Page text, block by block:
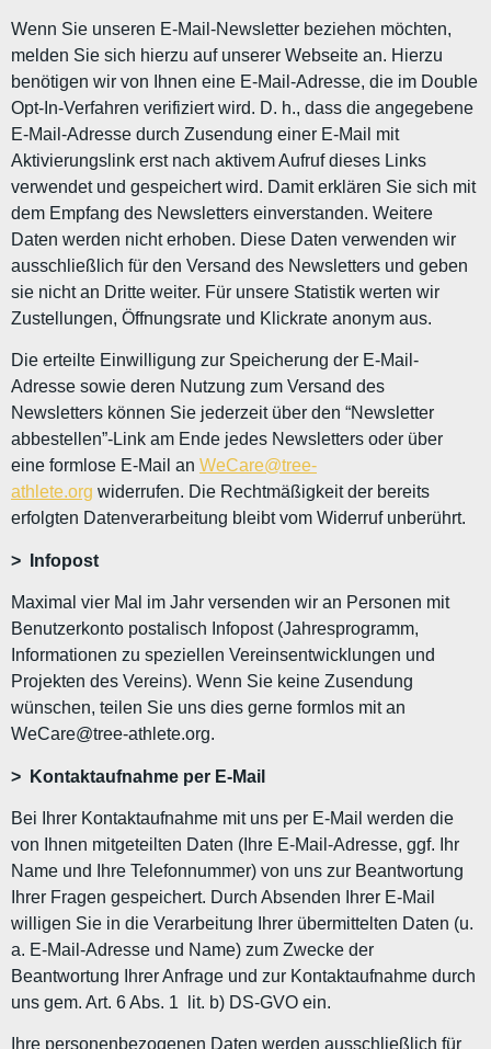
Wenn Sie unseren E-Mail-Newsletter beziehen möchten,
melden Sie sich hierzu auf unserer Webseite an. Hierzu
benötigen wir von Ihnen eine E-Mail-Adresse, die im Double
Opt-In-Verfahren verifiziert wird. D. h., dass die angegebene
E-Mail-Adresse durch Zusendung einer E-Mail mit
Aktivierungslink erst nach aktivem Aufruf dieses Links
verwendet und gespeichert wird. Damit erklären Sie sich mit
dem Empfang des Newsletters einverstanden. Weitere
Daten werden nicht erhoben. Diese Daten verwenden wir
ausschließlich für den Versand des Newsletters und geben
sie nicht an Dritte weiter. Für unsere Statistik werten wir
Zustellungen, Öffnungsrate und Klickrate anonym aus.
Die erteilte Einwilligung zur Speicherung der E-Mail-
Adresse sowie deren Nutzung zum Versand des
Newsletters können Sie jederzeit über den “Newsletter
abbestellen”-Link am Ende jedes Newsletters oder über
eine formlose E-Mail an WeCare@tree-
athlete.org widerrufen. Die Rechtmäßigkeit der bereits
erfolgten Datenverarbeitung bleibt vom Widerruf unberührt.
> Infopost
Maximal vier Mal im Jahr versenden wir an Personen mit
Benutzerkonto postalisch Infopost (Jahresprogramm,
Informationen zu speziellen Vereinsentwicklungen und
Projekten des Vereins). Wenn Sie keine Zusendung
wünschen, teilen Sie uns dies gerne formlos mit an
WeCare@tree-athlete.org.
> Kontaktaufnahme per E-Mail
Bei Ihrer Kontaktaufnahme mit uns per E-Mail werden die
von Ihnen mitgeteilten Daten (Ihre E-Mail-Adresse, ggf. Ihr
Name und Ihre Telefonnummer) von uns zur Beantwortung
Ihrer Fragen gespeichert. Durch Absenden Ihrer E-Mail
willigen Sie in die Verarbeitung Ihrer übermittelten Daten (u.
a. E-Mail-Adresse und Name) zum Zwecke der
Beantwortung Ihrer Anfrage und zur Kontaktaufnahme durch
uns gem. Art. 6 Abs. 1 lit. b) DS-GVO ein.
Ihre personenbezogenen Daten werden ausschließlich für